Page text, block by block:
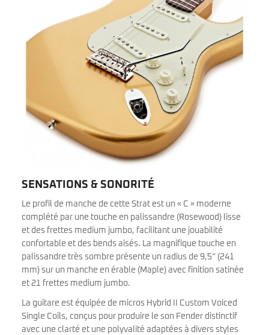
SENSATIONS & SONORITÉ
Le profil de manche de cette Strat est un « C » moderne
complété par une touche en palissandre (Rosewood) lisse
et des frettes medium jumbo, facilitant une jouabilité
confortable et des bends aisés. La magnifique touche en
palissandre très sombre présente un radius de 9,5″ (241
mm) sur un manche en érable (Maple) avec finition satinée
et 21 frettes medium jumbo.
La guitare est équipée de micros Hybrid II Custom Voiced
Single Coils, conçus pour produire le son Fender distinctif
avec une clarté et une polyvalité adaptées à divers styles